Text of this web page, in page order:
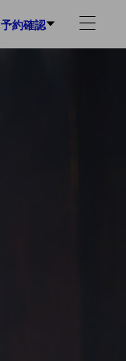
予約確認